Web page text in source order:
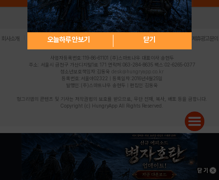
오늘하루 안보기 닫기
로그인 PC버전 전체앱
회사소개 | 개인정보 처리방침 불법촬영물 신고센터 제휴광고문의
사업자등록번호:119-86-61101 (주)스마트나우 대표이사:송현두
주소: 서울시 금천구 가산디지털1로 171 연락처:063-284-8635 팩스:02-6265-0377
청소년보호책임자:김동욱 desk@hungryapp.co.kr
등록번호:서울아02322 | 등록일자:2016년4월25일
발행인:(주)스마트나우 송현두 | 편집인:김동욱
헝그리앱의 콘텐츠 및 기사는 저작권법의 보호를 받으므로, 무단 전재, 복사, 배포 등을 금합니다.
Copyright (c) HungryApp All Rights Reserved.